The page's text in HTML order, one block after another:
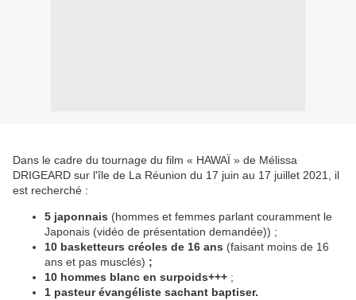
Dans le cadre du tournage du film « HAWAÏ » de Mélissa
DRIGEARD sur l'île de La Réunion du 17 juin au 17 juillet 2021, il
est recherché :
5 japonnais (hommes et femmes parlant couramment le
Japonais (vidéo de présentation demandée)) ;
10 basketteurs créoles de 16 ans (faisant moins de 16
ans et pas musclés) ;
10 hommes blanc en surpoids+++ ;
1 pasteur évangéliste sachant baptiser.